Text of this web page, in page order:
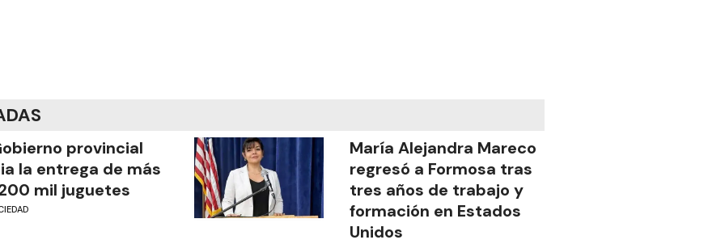
provincial
la entrega de más
mil juguetes
María Alejandra Mareco
regresó a Formosa tras
tres años de trabajo y
formación en Estados
Unidos